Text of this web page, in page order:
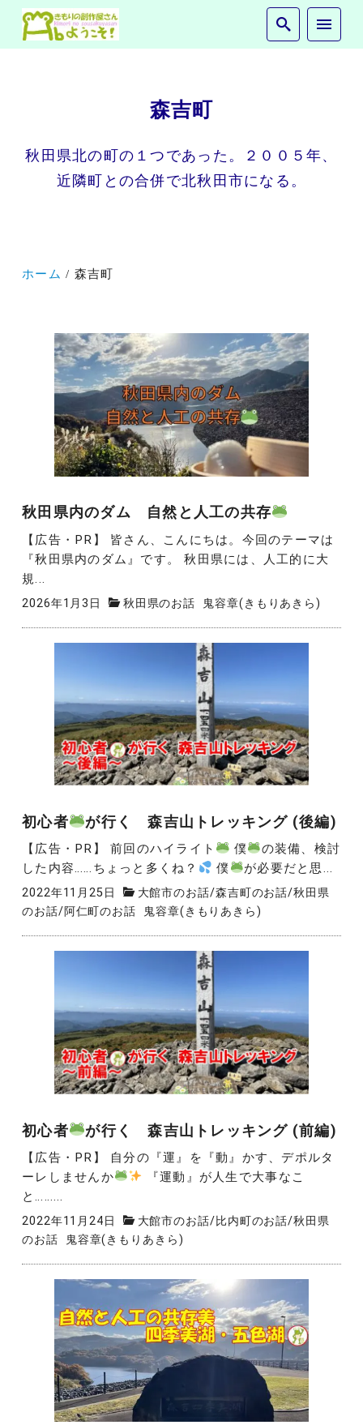
森吉町
秋田県北の町の１つであった。２００５年、
近隣町との合併で北秋田市になる。
ホーム 森吉町
秋田県内のダム 自然と人工の共存
【広告・PR】 皆さん、こんにちは。今回のテーマは
『秋田県内のダム』です。 秋田県には、人工的に大
規...
2026年1月3日 秋田県のお話 鬼容章(きもりあきら)
初心者 が行く 森吉山トレッキング (後編)
【広告・PR】 前回のハイライト 僕
の装備、検討
した内容……ちょっと多くね？
僕 が必要だと思...
2022年11月25日 大館市のお話/森吉町のお話/秋田県
のお話/阿仁町のお話 鬼容章(きもりあきら)
初心者 が行く 森吉山トレッキング (前編)
【広告・PR】 自分の『運』を『動』かす、デポルタ
ーレしませんか
『運動』が人生で大事なこ
と……...
2022年11月24日 大館市のお話/比内町のお話/秋田県
のお話
鬼容章(きもりあきら)